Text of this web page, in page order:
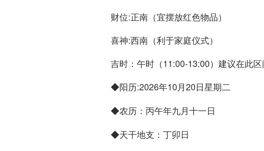
财位:正南（宜摆放红色物品）
喜神:西南（利于家庭仪式）
吉时：午时（11:00-13:00）建议在此区
◆阳历:2026年10月20日星期二
◆农历 ：丙午年九月十一日
◆天干地支 ：丁卯日